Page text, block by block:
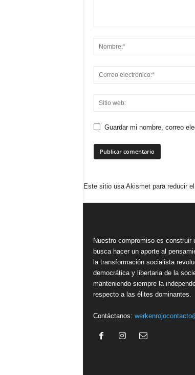
Guardar mi nombre, correo
Este sitio usa Akismet para reducir
Nuestro compromiso es construir
busca hacer un aporte al
la transformación socialista
democrática y libertaria de la
manteniendo siempre la
respecto a las élites dominantes.
Contáctanos: